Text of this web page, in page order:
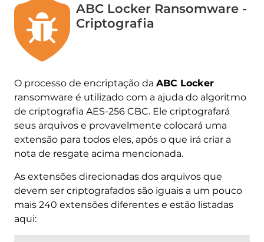
ABC Locker Ransomware -
Criptografia
O processo de encriptação da ABC Locker
ransomware é utilizado com a ajuda do algoritmo
de criptografia AES-256 CBC. Ele criptografará
seus arquivos e provavelmente colocará uma
extensão para todos eles, após o que irá criar a
nota de resgate acima mencionada.
As extensões direcionadas dos arquivos que
devem ser criptografados são iguais a um pouco
mais 240 extensões diferentes e estão listadas
aqui: